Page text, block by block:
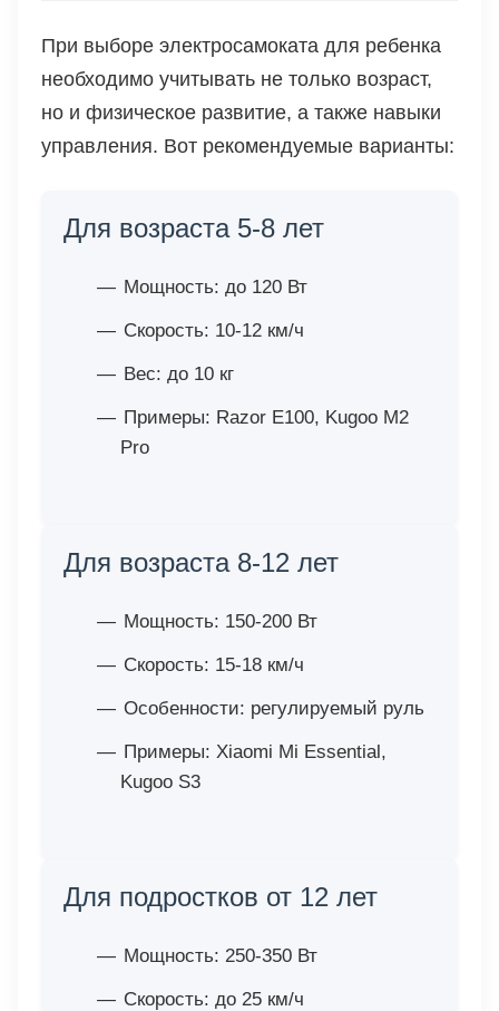
При выборе электросамоката для ребенка
необходимо учитывать не только возраст,
но и физическое развитие, а также навыки
управления. Вот рекомендуемые варианты:
Для возраста 5-8 лет
Мощность: до 120 Вт
Скорость: 10-12 км/ч
Вес: до 10 кг
Примеры: Razor E100, Kugoo M2
Pro
Для возраста 8-12 лет
Мощность: 150-200 Вт
Скорость: 15-18 км/ч
Особенности: регулируемый руль
Примеры: Xiaomi Mi Essential,
Kugoo S3
Для подростков от 12 лет
Мощность: 250-350 Вт
Скорость: до 25 км/ч